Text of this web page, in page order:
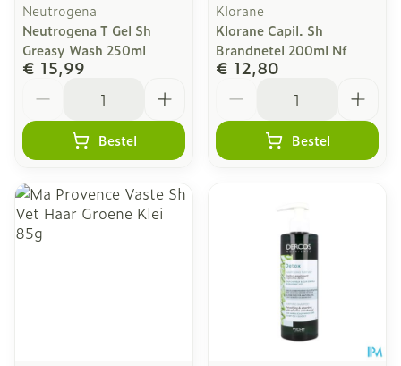
Neutrogena
Neutrogena T Gel Sh
Greasy Wash 250ml
€ 15,99
Bestel
Klorane
Klorane Capil. Sh
Brandnetel 200ml Nf
€ 12,80
Bestel